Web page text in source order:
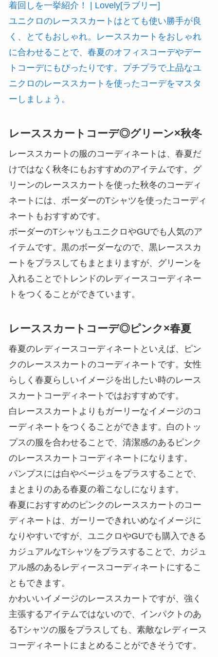
着回しを一挙紹介！ | Lovely[ラブリー]
ユニクロのレーススカートはとても使い勝手が良
く、とてもおしゃれ。レーススカートをおしゃれ
に合わせることで、春夏のオフィスコーデやデー
トコーデにもぴったりです。プチプラで上品なユ
ニクロのレーススカートを使ったコーデをマスタ
ーしましょう。
レーススカートコーデ◎グリーン×秋冬
レーススカートの服のコーディネートは、春夏だ
けではなく秋冬にもおすすめのアイテムです。グ
リーンのレーススカートを使った秋冬のコーディ
ネートには、ボーダーのTシャツを使ったコーディ
ネートもおすすめです。
ボーダーのTシャツもユニクロやGUでも人気のア
イテムです。黒のボーダーなので、黒レーススカ
ートをプラスしてもまとまりますが、グリーンを
入れることでトレンドのレディースコーディネー
トをつくることができています。
レーススカートコーデ◎ピンク×春夏
春夏のレディースコーディネートといえば、ピン
クのレーススカートのコーディネートです。女性
らしく春夏らしいイメージを出したい時のレース
スカートコーディネートではおすすめです。
白レーススカートよりもガーリーなイメージのコ
ーディネートをつくることができます。白のトッ
プスの服を合わせることで、清潔感のあるピンク
のレーススカートコーディネートになります。
パンプスには白やベージュをプラスすることで、
まとまりのある春夏の着こなしになります。
春夏におすすめのピンクのレーススカートのコー
ディネートは、ガーリーできれいめなイメージに
なりやすいですが、ユニクロやGUでも購入できる
カジュアルなTシャツをプラスすることで、カジュ
アル感のあるレディースコーディネートにするこ
ともできます。
かわいいイメージのレーススカートですが、強く
主張するアイテムではないので、インパクトのあ
るTシャツの服をプラスしても、素敵なレディース
コーディネートにまとめることができそうです。